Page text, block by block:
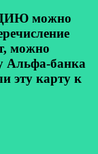
можно
можно
Альфа-банка
эту карту к